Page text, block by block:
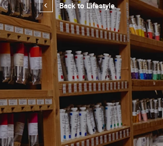
Back to Lifestyle